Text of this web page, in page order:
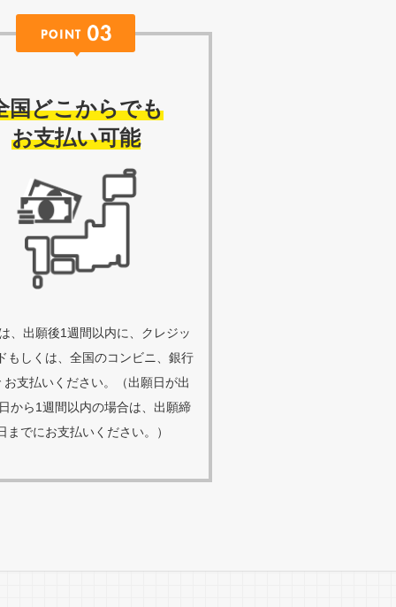
国どこからでも
お支払い可能
、出願後1週間以内に、クレジッ
もしくは、全国のコンビニ、銀行
お支払いください。（出願日が出
から1週間以内の場合は、出願締
までにお支払いください。）